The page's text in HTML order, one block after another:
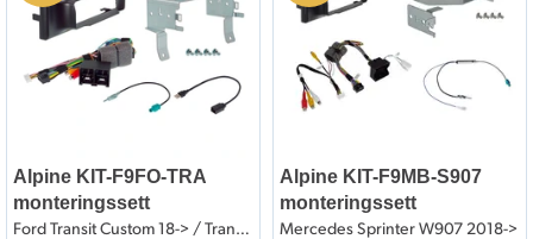
Alpine KIT-F9FO-TRA
monteringssett
Ford Transit Custom 18-> / Transit 20->
Alpine KIT-F9MB-S907
monteringssett
Mercedes Sprinter W907 2018->